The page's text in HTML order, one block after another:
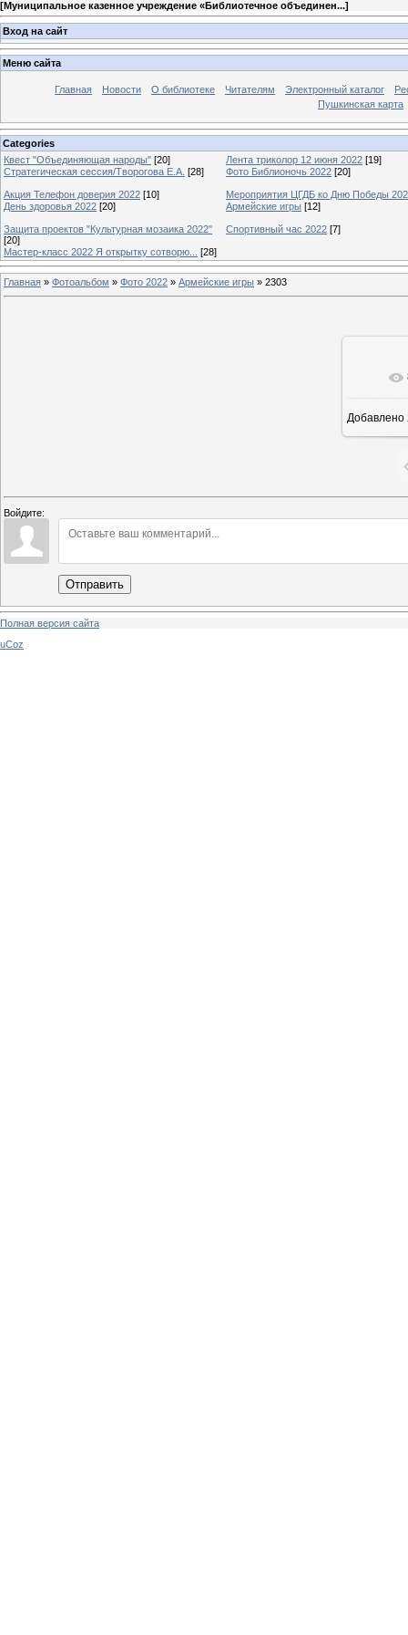
[Муниципальное казенное учреждение «Библиотечное объединен...]
Вход на сайт
Меню сайта
Главная Новости О библиотеке Читателям Электронный каталог
Пушкинская карта
Categories
Квест "Объединяющая народы" [20] Лента триколор 12 июня 2022 [19]
Стратегическая сессия/Творогова Е.А. [28] Фото Библионочь 2022 [20]
Акция Телефон доверия 2022 [10]
Мероприятия ЦГДБ ко Дню Победы
День здоровья 2022 [20] Армейские игры [12]
Защита проектов "Культурная мозаика 2022"
[20]
Спортивный час 2022 [7]
Мастер-класс 2022 Я открытку сотворю... [28]
Главная » Фотоальбом » Фото 2022 » Армейские игры » 2303
В
Добавлено
Войдите:
Отправить
Полная версия сайта
uCoz